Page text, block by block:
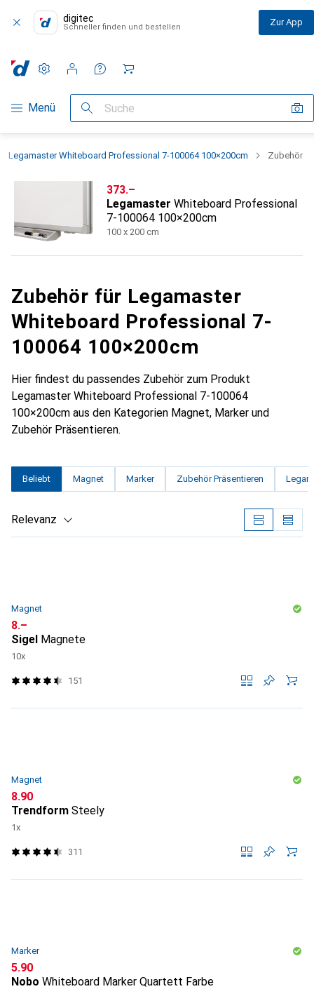
digitec
Schneller finden und bestellen Zur App
Navigation nach Kategorien
Menü Suche
Einstellungen
Kundenkonto
Vergleichslisten
Merklisten
Warenkorb
Legamaster Whiteboard Professional 7-100064 100×200cm Zubehör
CHF
373.–
Legamaster Whiteboard Professional
7-100064 100×200cm
100 x 200 cm
Zubehör für Legamaster
Whiteboard Professional 7-
100064 100×200cm
Hier findest du passendes Zubehör zum Produkt
Legamaster Whiteboard Professional 7-100064
100×200cm aus den Kategorien Magnet, Marker und
Zubehör Präsentieren.
Beliebt Magnet Marker Zubehör Präsentieren
Relevanz
Magnet
CHF
8.–
Sigel Magnete
10x
151
Magnet
CHF
8.90
Trendform Steely
1x
311
Marker
CHF
5.90
Nobo Whiteboard Marker Quartett Farbe